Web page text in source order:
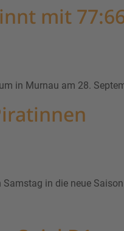
mit
in Murnau am 28.
in die neue